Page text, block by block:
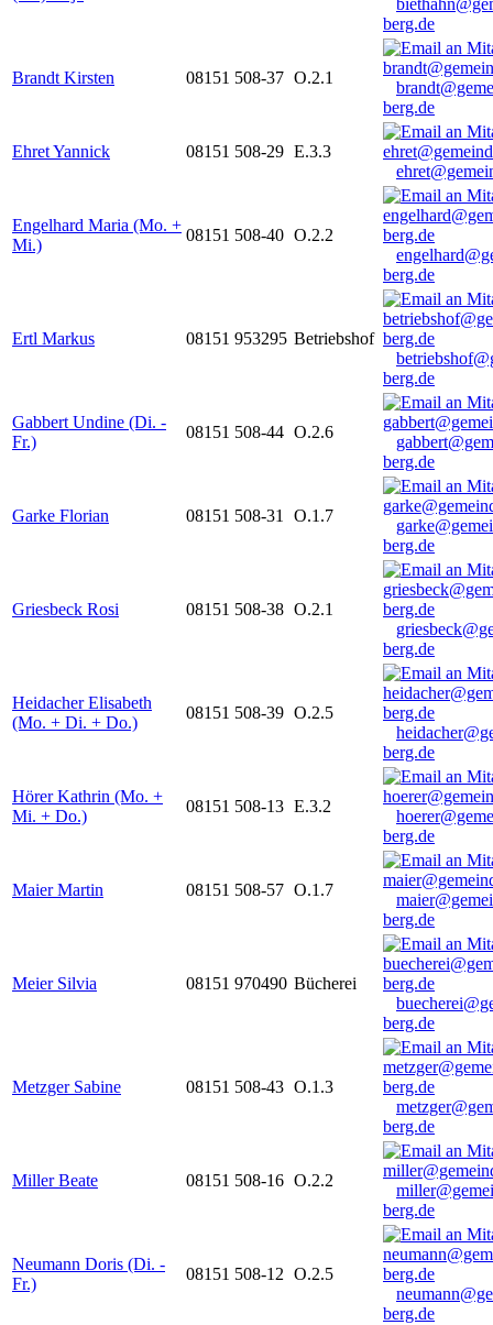
berg.de
Brandt Kirsten 08151 508-37 O.2.1
berg.de
Ehret Yannick 08151 508-29 E.3.3
Engelhard Maria (Mo. +
Mi.)
08151 508-40 O.2.2
berg.de
Ertl Markus 08151 953295 Betriebshof
berg.de
Gabbert Undine (Di. -
Fr.)
08151 508-44 O.2.6
berg.de
Garke Florian 08151 508-31 O.1.7
berg.de
Griesbeck Rosi 08151 508-38 O.2.1
berg.de
Heidacher Elisabeth
(Mo. + Di. + Do.)
08151 508-39 O.2.5
berg.de
Hörer Kathrin (Mo. +
Mi. + Do.)
08151 508-13 E.3.2
berg.de
Maier Martin 08151 508-57 O.1.7
berg.de
Meier Silvia 08151 970490 Bücherei
berg.de
Metzger Sabine 08151 508-43 O.1.3
berg.de
Miller Beate 08151 508-16 O.2.2
berg.de
Neumann Doris (Di. -
Fr.)
08151 508-12 O.2.5
berg.de